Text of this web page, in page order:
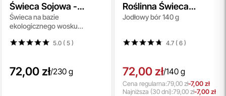
Świeca Sojowa -
Korzenna Pomarańcza
Świeca na bazie
ekologicznego wosku
Pomarańcza 230 g
5.0 ( 5)
72,00 zł/230 g
Roślinna Świeca
Sojowa
Jodłowy bór 140 g
4.7 ( 6)
72,00 zł/140 g
Cena regularna:79,00 zł-7,00 zł
Najniższa (30 dni):79,00 zł-7,00 zł